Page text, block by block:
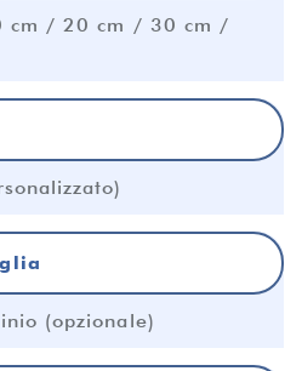
cm / 20 cm / 30 cm /
(opzionale)